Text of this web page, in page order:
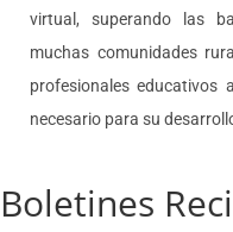
virtual, superando las
muchas comunidades
profesionales educativos
necesario para su
Boletines